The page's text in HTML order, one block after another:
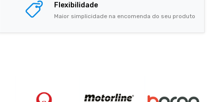
Flexibilidade
Maior simplicidade na encomenda do seu produto